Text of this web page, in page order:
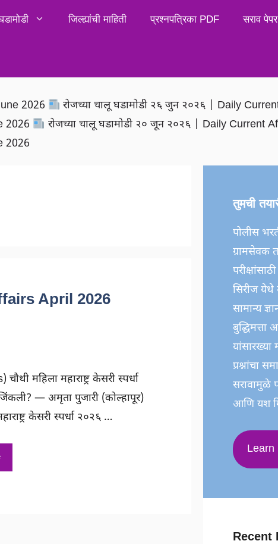
जिल्ह्यांची माहिती प्रश्नपत्रिका PDF सराव पेपर
2026
रोजच्या चालू घडामोडी २६ जुन २०२६ | Daily
2026
रोजच्या चालू घडामोडी २० जून २०२६ | Daily Current
2026
April 2026
चौथी महिला महाराष्ट्र केसरी स्पर्धा
— अमृता पुजारी (कोल्हापूर)
केसरी स्पर्धा २०२६ …
तुमची
पोलीस
ग्रामसेवक
सिरीज
सामान्य
बुद्धिमत्ता
यांसारख्या
प्रश्नांचा
सरावामुळे
आणि यश
Learn
Recent